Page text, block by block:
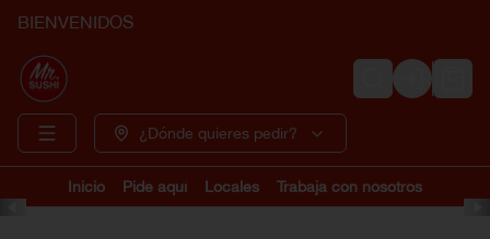
BIENVENIDOS
Login
¿Dónde quieres pedir?
Inicio Pide aquí Locales Trabaja con nosotros